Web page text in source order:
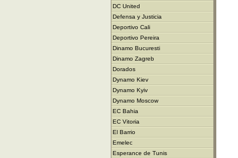
DC United
Defensa y Justicia
Deportivo Cali
Deportivo Pereira
Dinamo Bucuresti
Dinamo Zagreb
Dorados
Dynamo Kiev
Dynamo Kyiv
Dynamo Moscow
EC Bahia
EC Vitoria
El Barrio
Emelec
Esperance de Tunis